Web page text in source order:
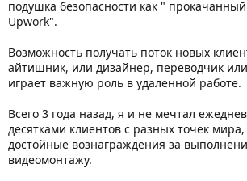
подушка безопасности как "
Upwork".
Возможность получать поток новых
айтишник, или дизайнер, переводчик
играет важную роль в удаленной работе.
Всего 3 года назад, я и не мечтал
десятками клиентов с разных точек
достойные вознаграждения за
видеомонтажу.